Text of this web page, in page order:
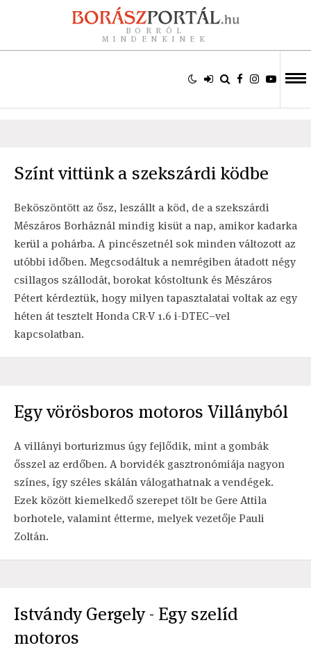
BORRÓL
MINDENKINEK
Színt vittünk a szekszárdi ködbe
Beköszöntött az ősz, leszállt a köd, de a szekszárdi
Mészáros Borháznál mindig kisüt a nap, amikor kadarka
kerül a pohárba. A pincészetnél sok minden változott az
utóbbi időben. Megcsodáltuk a nemrégiben átadott négy
csillagos szállodát, borokat kóstoltunk és Mészáros
Pétert kérdeztük, hogy milyen tapasztalatai voltak az egy
héten át tesztelt Honda CR-V 1.6 i-DTEC–vel
kapcsolatban.
Egy vörösboros motoros Villányból
A villányi borturizmus úgy fejlődik, mint a gombák
ősszel az erdőben. A borvidék gasztronómiája nagyon
színes, így széles skálán válogathatnak a vendégek.
Ezek között kiemelkedő szerepet tölt be Gere Attila
borhotele, valamint étterme, melyek vezetője Pauli
Zoltán.
Istvándy Gergely - Egy szelíd
motoros